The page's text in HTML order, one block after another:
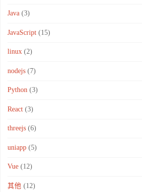
Java(3)
JavaScript(15)
linux(2)
nodejs(7)
Python(3)
React(3)
threejs(6)
uniapp(5)
Vue(12)
其他 (12)